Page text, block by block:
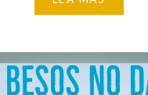
compañía. También